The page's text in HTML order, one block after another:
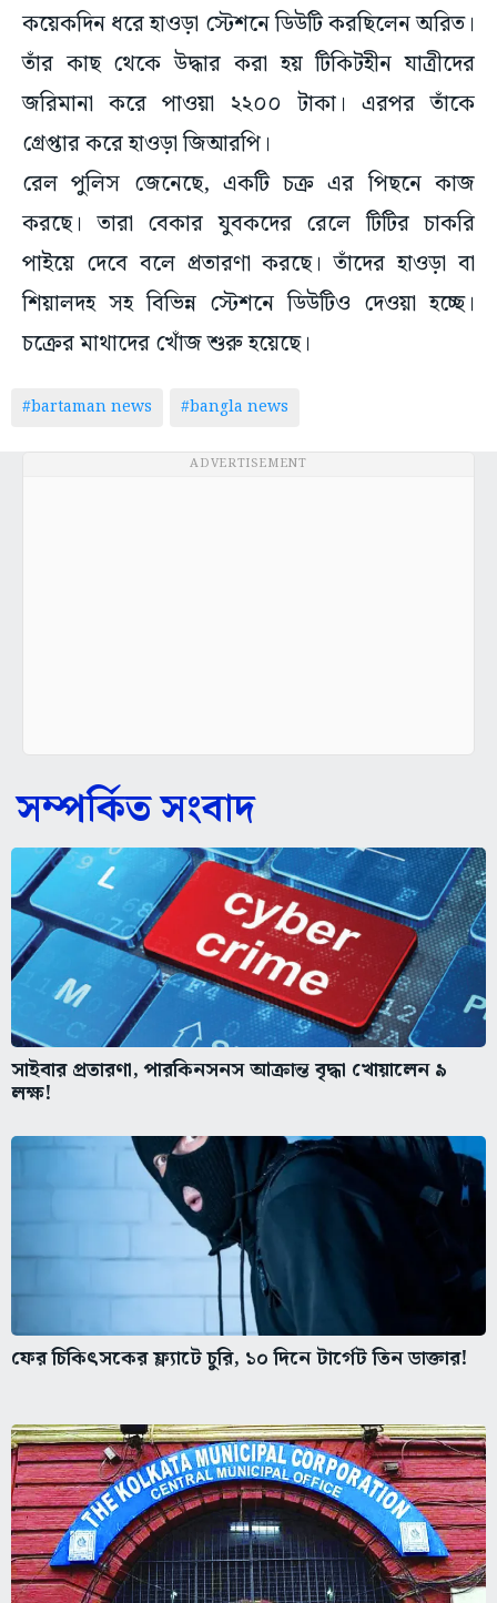
কয়েকদিন ধরে হাওড়া স্টেশনে ডিউটি করছিলেন অরিত।
তাঁর কাছ থেকে উদ্ধার করা হয় টিকিটহীন যাত্রীদের
জরিমানা করে পাওয়া ২২০০ টাকা। এরপর তাঁকে
গ্রেপ্তার করে হাওড়া জিআরপি।
রেল পুলিস জেনেছে, একটি চক্র এর পিছনে কাজ
করছে। তারা বেকার যুবকদের রেলে টিটির চাকরি
পাইয়ে দেবে বলে প্রতারণা করছে। তাঁদের হাওড়া বা
শিয়ালদহ সহ বিভিন্ন স্টেশনে ডিউটিও দেওয়া হচ্ছে।
চক্রের মাথাদের খোঁজ শুরু হয়েছে।
#bartaman news #bangla news
ADVERTISEMENT
সম্পর্কিত সংবাদ
সাইবার প্রতারণা, পারকিনসনস আক্রান্ত বৃদ্ধা খোয়ালেন ৯
লক্ষ!
ফের চিকিৎসকের ফ্ল্যাটে চুরি, ১০ দিনে টার্গেট তিন ডাক্তার!